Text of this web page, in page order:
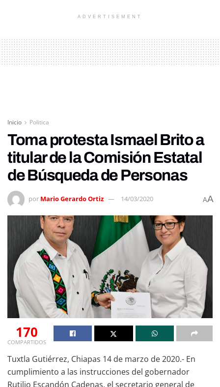
ADVERTISEMENT
Inicio Politica
Toma protesta Ismael Brito a
titular de la Comisión Estatal
de Búsqueda de Personas
por Mario Gerardo Ortiz 14/03/2020 AA
170
COMPARTIDOS
Tuxtla Gutiérrez, Chiapas 14 de marzo de 2020.- En
cumplimiento a las instrucciones del gobernador
Rutilio Escandón Cadenas, el secretario general de